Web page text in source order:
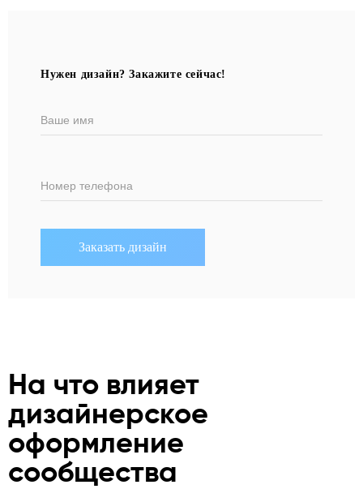
Нужен дизайн? Закажите сейчас!
Ваше имя
Номер телефона
На что влияет
дизайнерское
оформление
сообщества